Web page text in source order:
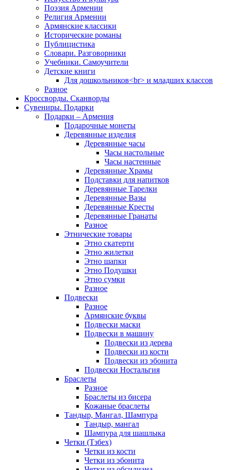
Поэзия Армении
Религия Армении
Армянские классики
Исторические романы
Публицистика
Словари. Разговорники
Учебники. Самоучители
Детские книги
Для дошкольников<br> и младших классов
Разное
Кроссворды. Сканворды
Сувениры. Подарки
Подарки – Армения
Подарочные монеты
Деревянные изделия
Деревянные часы
Часы настольные
Часы настенные
Деревянные Храмы
Подставки для напитков
Деревянные Тарелки
Деревянные Вазы
Деревянные Кресты
Деревянные Гранаты
Разное
Этнические товары
Этно скатерти
Этно жилетки
Этно шапки
Этно Подушки
Этно сумки
Разное
Подвески
Разное
Армянские буквы
Подвески маски
Подвески в машину
Подвески из дерева
Подвески из кости
Подвески из эбонита
Подвески Ностальгия
Браслеты
Разное
Браслеты из бисера
Кожаные браслеты
Тандыр, Мангал, Шампура
Тандыр, мангал
Шампура для шашлыка
Четки (Тзбех)
Четки из кости
Четки из эбонита